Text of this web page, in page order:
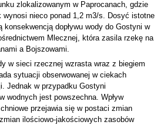
zlokalizowanym w Paprocanach, gdzie
nieco ponad 1,2 m3/s. Dosyć istotne
dopływu wody do Gostyni w
Mlecznej, która zasila rzekę na
a Bojszowami.
w sieci rzecznej wzrasta wraz z biegiem
sytuacji obserwowanej w ciekach
Jednak w przypadku Gostyni
wodnych jest powszechna. Wpływ
przejawia się w postaci zmian
ilościowo-jakościowych zasobów